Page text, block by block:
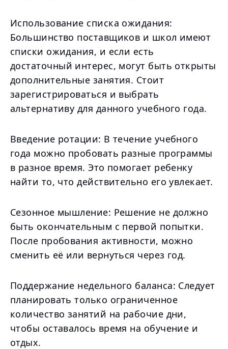
Использование списка ожидания:
Большинство поставщиков и школ имеют
списки ожидания, и если есть
достаточный интерес, могут быть открыты
дополнительные занятия. Стоит
зарегистрироваться и выбрать
альтернативу для данного учебного года.
Введение ротации: В течение учебного
года можно пробовать разные программы
в разное время. Это помогает ребенку
найти то, что действительно его увлекает.
Сезонное мышление: Решение не должно
быть окончательным с первой попытки.
После пробования активности, можно
сменить её или вернуться через год.
Поддержание недельного баланса: Следует
планировать только ограниченное
количество занятий на рабочие дни,
чтобы оставалось время на обучение и
отдых.